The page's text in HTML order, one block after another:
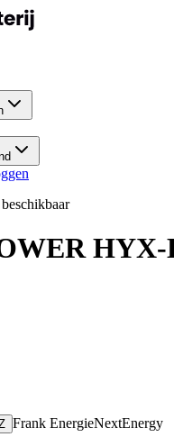
HYX-
Frank EnergieNextEnergy